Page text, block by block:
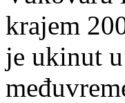
krajem
je ukinut